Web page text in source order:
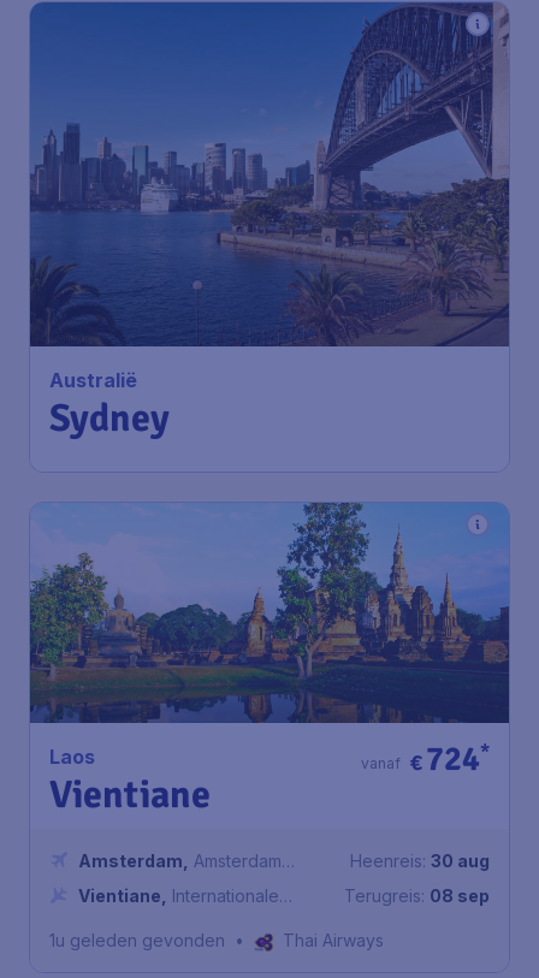
Australië
Sydney
Laos
Vientiane
€724*
vanaf
Amsterdam
Amsterdam
Airport Schiphol
Vientiane
Internationale
Heenreis: 30 aug
Terugreis: 08 sep
1u geleden gevonden • Thai Airways